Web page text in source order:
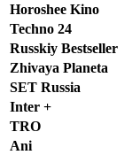
Horoshee Kino
Techno 24
Russkiy Bestseller
Zhivaya Planeta
SET Russia
Inter +
TRO
Ani